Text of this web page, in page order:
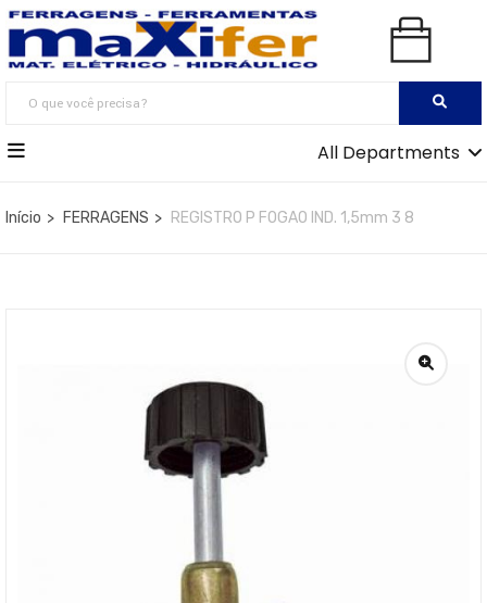
All Departments
Início FERRAGENS REGISTRO P FOGAO IND. 1,5mm 3 8